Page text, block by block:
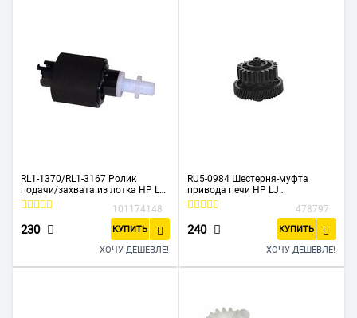
RL1-1370/RL1-3167 Ролик
подачи/захвата из лотка HP LJ
P3005/M3027/M3035/P3015 (О)
101174148
230 КУПИТЬ
ХОЧУ ДЕШЕВЛЕ!
RU5-0984 Шестерня-муфта
привода печи HP LJ
P1005/P1006/M1212/M1132/P1
478797
240 КУПИТЬ
ХОЧУ ДЕШЕВЛЕ!